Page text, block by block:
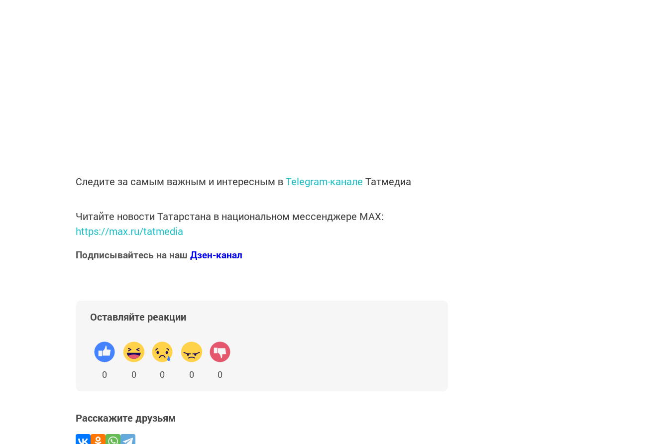
Следите за самым важным и интересным вTelegram-канале Татмедиа
Читайте новости Татарстана в национальном мессенджере MАХ:
https://max.ru/tatmedia
Подписывайтесь на наш Дзен-канал
Оставляйте реакции
0 0 0 0 0
Расскажите друзьям